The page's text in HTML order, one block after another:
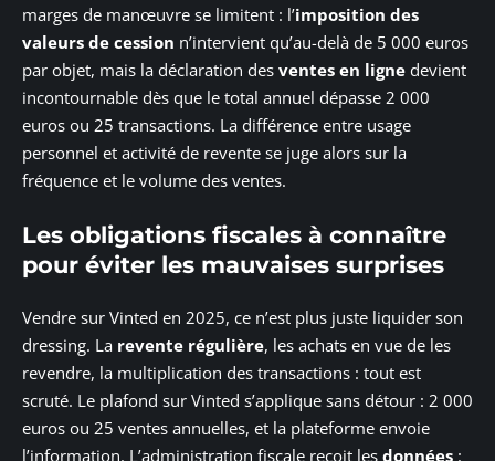
marges de manœuvre se limitent : l’imposition des
valeurs de cession n’intervient qu’au-delà de 5 000 euros
par objet, mais la déclaration des ventes en ligne devient
incontournable dès que le total annuel dépasse 2 000
euros ou 25 transactions. La différence entre usage
personnel et activité de revente se juge alors sur la
fréquence et le volume des ventes.
Les obligations fiscales à connaître
pour éviter les mauvaises surprises
Vendre sur Vinted en 2025, ce n’est plus juste liquider son
dressing. La revente régulière, les achats en vue de les
revendre, la multiplication des transactions : tout est
scruté. Le plafond sur Vinted s’applique sans détour : 2 000
euros ou 25 ventes annuelles, et la plateforme envoie
l’information. L’administration fiscale reçoit les données :